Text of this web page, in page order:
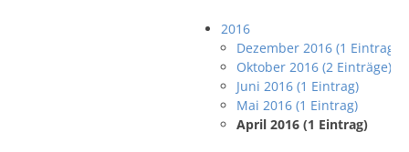
2016
Dezember 2016 (1 Eintrag)
Oktober 2016 (2 Einträge)
Juni 2016 (1 Eintrag)
Mai 2016 (1 Eintrag)
April 2016 (1 Eintrag)